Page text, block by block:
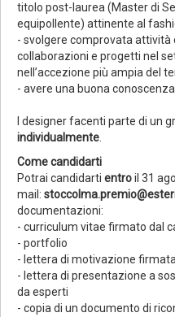
titolo post-laurea (Master di
equipollente) attinente al
- svolgere comprovata attività
collaborazioni e progetti nel
nell’accezione più ampia del
- avere una buona
I designer facenti parte di un
individualmente
Come candidarti
Potrai candidarti entroil 31
mail:
documentazioni:
- curriculum vitae firmato dal
- portfolio
- lettera di motivazione firmata
- lettera di presentazione a
da esperti
- copia di un documento di